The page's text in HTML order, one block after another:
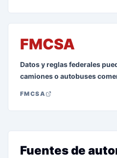
FMCSA
Datos y reglas federales
camiones o autobuses
FMCSA
Fuentes de